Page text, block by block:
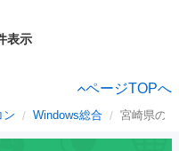
表示
ページTOPへ
ン Windows総合 宮崎県の